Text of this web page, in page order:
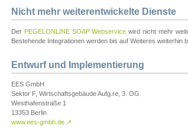
Nicht mehr weiterentwickelte Dienste
Der PEGELONLINE SOAP Webservice wird nicht mehr
Bestehende Integrationen werden bis auf Weiteres weiterhin
Entwurf und Implementierung
EES GmbH
Sektor F, Wirtschaftsgebäude Aufg.re, 3. OG
Westhafenstraße 1
13353 Berlin
www.ees-gmbh.de ↗